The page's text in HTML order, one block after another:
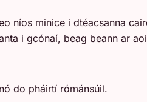
níos minice i dtéacsanna
i gcónaí, beag beann ar
do pháirtí rómánsúil.